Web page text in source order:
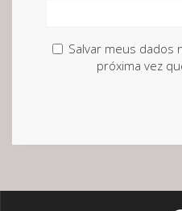
Salvar meus dados
próxima vez